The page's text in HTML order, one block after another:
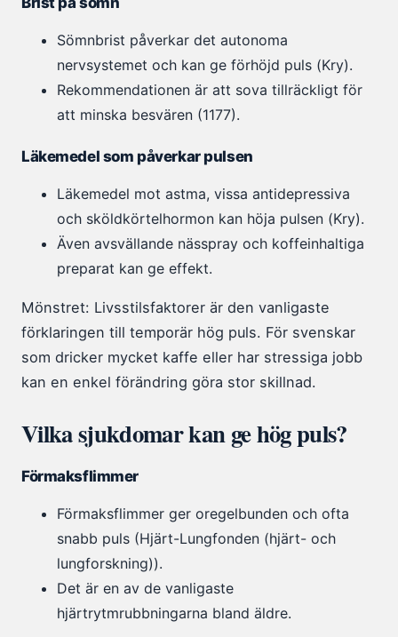
Sömnbrist påverkar det autonoma
nervsystemet och kan ge förhöjd puls (Kry).
Rekommendationen är att sova tillräckligt för
att minska besvären (1177).
Läkemedel som påverkar pulsen
Läkemedel mot astma, vissa antidepressiva
och sköldkörtelhormon kan höja pulsen (Kry).
Även avsvällande nässpray och koffeinhaltiga
preparat kan ge effekt.
Mönstret: Livsstilsfaktorer är den vanligaste
förklaringen till temporär hög puls. För svenskar
som dricker mycket kaffe eller har stressiga jobb
kan en enkel förändring göra stor skillnad.
Vilka sjukdomar kan ge hög puls?
Förmaksflimmer
Förmaksflimmer ger oregelbunden och ofta
snabb puls (Hjärt-Lungfonden (hjärt- och
lungforskning)).
Det är en av de vanligaste
hjärtrytmrubbningarna bland äldre.